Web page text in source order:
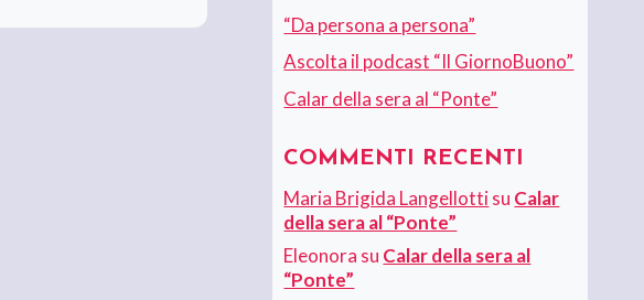
“Da persona a persona”
Ascolta il podcast “Il GiornoBuono”
Calar della sera al “Ponte”
COMMENTI RECENTI
Maria Brigida Langellottisu Calar
della sera al “Ponte”
Eleonora su Calar della sera al
“Ponte”